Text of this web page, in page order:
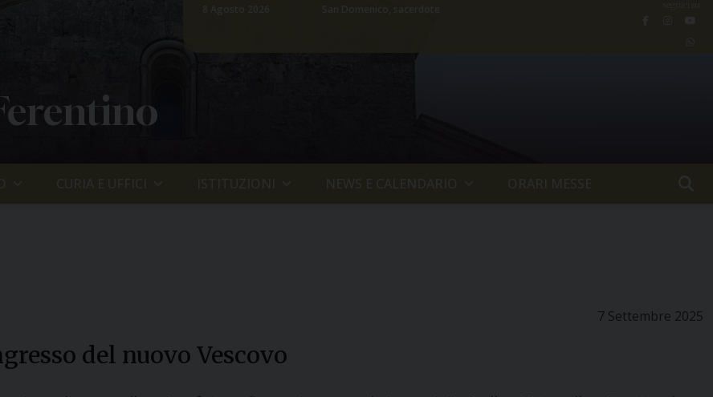
8 Agosto 2026 San Domenico, sacerdote
CURIA E UFFICI ISTITUZIONI NEWS E CALENDARIO ORARI MESSE
7 Settembre 2025
del nuovo Vescovo